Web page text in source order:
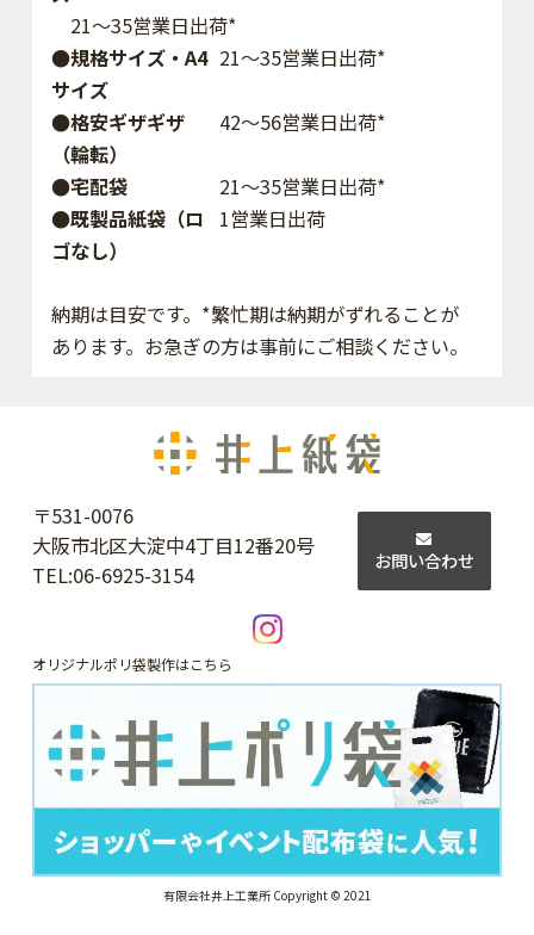
21～35営業日出荷*
●規格サイズ・A4
サイズ
21～35営業日出荷*
●格安ギザギザ
（輪転）
42〜56営業日出荷*
●宅配袋
21～35営業日出荷*
●既製品紙袋（ロ
ゴなし）
1営業日出荷
納期は目安です。*繁忙期は納期がずれることが
あります。お急ぎの方は事前にご相談ください。
〒531-0076
大阪市北区大淀中4丁目12番20号
TEL:06-6925-3154
お問い合わせ
オリジナルポリ袋製作はこちら
有限会社井上工業所 Copyright © 2021